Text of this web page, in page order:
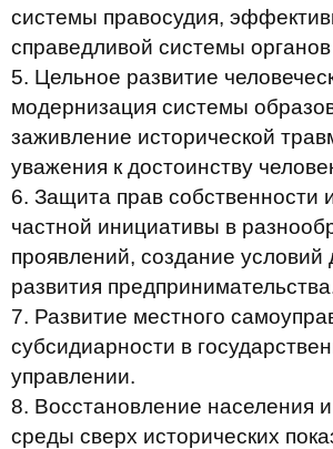
системы правосудия,
справедливой системы
5. Цельное развитие
модернизация системы
заживление исторической
уважения к достоинству
6. Защита прав собственности
частной инициативы в
проявлений, создание условий
развития
7. Развитие местного
субсидиарности в
управлении.
8. Восстановление населения
среды сверх исторических